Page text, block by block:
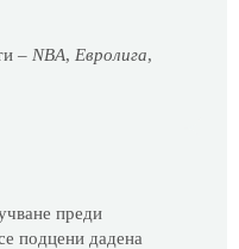
– NBA, Евролига,
преди
подцени дадена